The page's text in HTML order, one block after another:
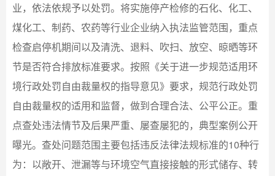
业，依法依规予以处罚。将实施停产检修的石化、化工、
煤化工、制药、农药等行业企业纳入执法监管范围，重点
检查启停机期间以及清洗、退料、吹扫、放空、晾晒等环
节是否符合排放标准要求。按照《关于进一步规范适用环
境行政处罚自由裁量权的指导意见》要求，规范行政处罚
自由裁量权的适用和监督，做到合理合法、公平公正。重
点查处违法情节及后果严重、屡查屡犯的，典型案例公开
曝光。查处问题范围主要包括违反法律法规标准的10种行
为：以敞开、泄漏等与环境空气直接接触的形式储存、转